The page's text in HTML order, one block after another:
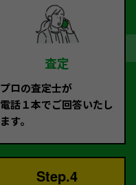
査定
プロの査定士が
電話１本でご回答いたし
ます。
Step.4